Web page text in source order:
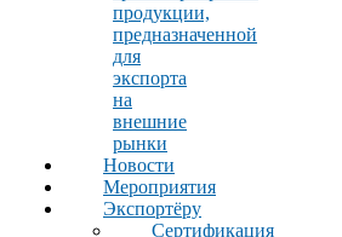
продукции,
предназначенной
для
экспорта
на
внешние
рынки
Новости
Мероприятия
Экспортёру
Сертификация